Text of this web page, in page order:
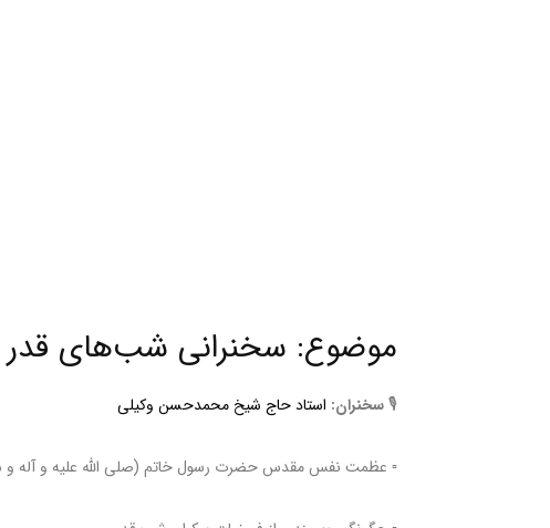
موضوع: سخنرانی شب‌های قدر 1445
🎙سخنران: استاد حاج شیخ محمدحسن وکیلی
▫️ عظمت نفس مقدس حضرت رسول خاتم (صلی الله علیه و آله و